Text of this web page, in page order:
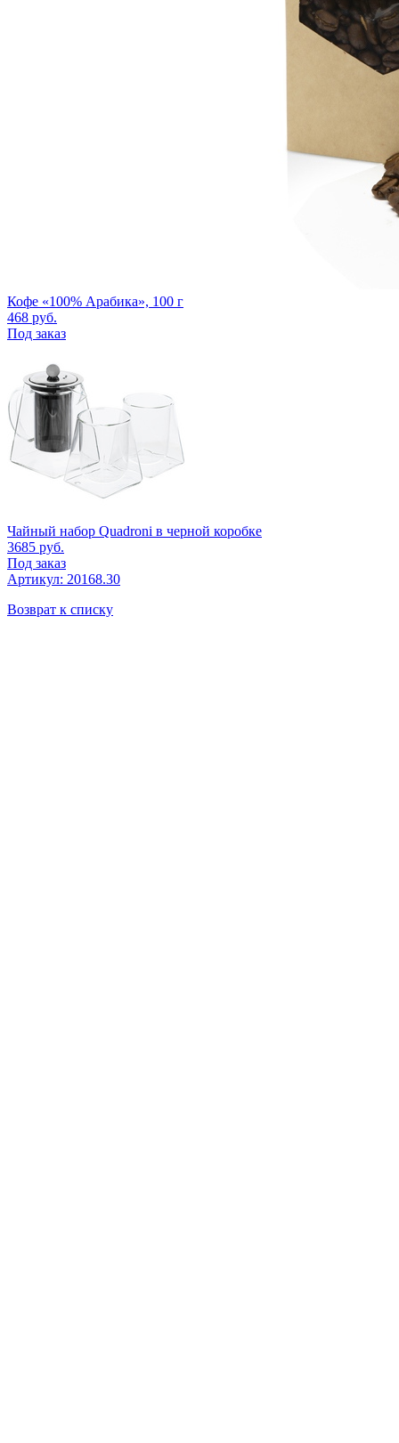
Кофе «100% Арабика», 100 г
468 руб.
Под заказ
Чайный набор Quadroni в черной коробке
3685 руб.
Под заказ
Артикул: 20168.30
Возврат к списку